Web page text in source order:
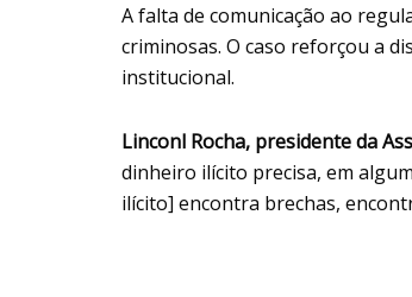
A falta de comunicação ao
criminosas. O caso reforçou a
institucional.
Linconl Rocha, presidente da
dinheiro ilícito precisa, em
ilícito] encontra brechas,